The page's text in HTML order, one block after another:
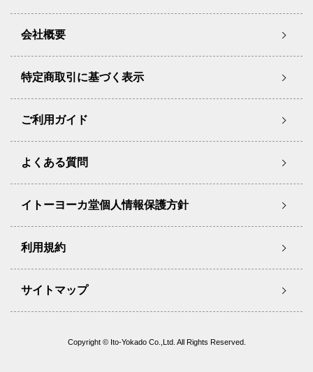
会社概要
特定商取引に基づく表示
ご利用ガイド
よくある質問
イトーヨーカ堂個人情報保護方針
利用規約
サイトマップ
Copyright © Ito-Yokado Co.,Ltd. All Rights Reserved.